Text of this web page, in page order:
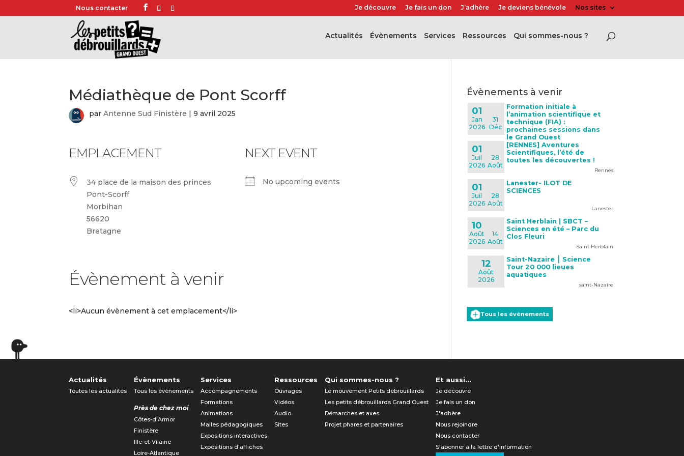
Nous contacter Je découvre Je fais un don J’adhère Je deviens bénévole Nos sites
Actualités évènements Services Ressources Qui sommes-nous ?
Médiathèque de Pont Scorff
par Antenne Sud Finistère | 9 avril 2025
EMPLACEMENT
34 place de la maison des princes
Pont-Scorff
Morbihan
56620
Bretagne
NEXT EVENT
No upcoming events
Évènement à venir
<li>Aucun évènement à cet emplacement</li>
évènements à venir
01
Jan
2026
31
Déc
Formation initiale à
l’animation scientifique et
technique (FIA) :
prochaines sessions dans
le Grand Ouest
01
Juil
2026
28
Août
[RENNES] Aventures
Scientifiques, l’été de
toutes les découvertes !
Rennes
01
Juil
2026
28
Août
Lanester- ILOT DE
SCIENCES
Lanester
10
Août
2026
14
Août
Saint Herblain | SBCT –
Sciences en été – Parc du
Clos Fleuri
Saint Herblain
12
Août
2026
Saint-Nazaire ⎮ Science
Tour 20 000 lieues
aquatiques
saint-Nazaire
Tous les évènements
Actualités
Toutes les actualités
Évènements
Tous les évènements
Près de chez moi
Côtes-d'Armor
Finistère
Ille-et-Vilaine
Loire-Atlantique
Services
Accompagnements
Formations
Animations
Malles pédagogiques
Expositions interactives
Expositions d'affiches
Ressources
Ouvrages
Vidéos
Audio
Sites
Qui sommes-nous ?
Le mouvement Petits débrouillards
Les petits débrouillards Grand Ouest
Démarches et axes
Projet phares et partenaires
Et aussi...
Je découvre
Je fais un don
J'adhère
Nous rejoindre
Nous contacter
S'abonner à la lettre d'information